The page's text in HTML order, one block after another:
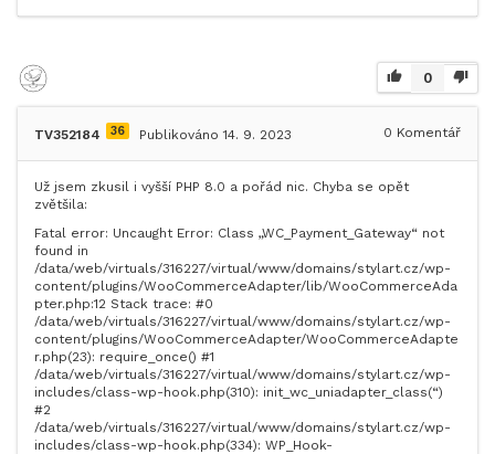
0
TV352184 36 Publikováno 14. 9. 2023 0 Komentář
Už jsem zkusil i vyšší PHP 8.0 a pořád nic. Chyba se opět
zvětšila:
Fatal error: Uncaught Error: Class „WC_Payment_Gateway“ not
found in
/data/web/virtuals/316227/virtual/www/domains/stylart.cz/wp-
content/plugins/WooCommerceAdapter/lib/WooCommerceAda
pter.php:12 Stack trace: #0
/data/web/virtuals/316227/virtual/www/domains/stylart.cz/wp-
content/plugins/WooCommerceAdapter/WooCommerceAdapte
r.php(23): require_once() #1
/data/web/virtuals/316227/virtual/www/domains/stylart.cz/wp-
includes/class-wp-hook.php(310): init_wc_uniadapter_class(“)
#2
/data/web/virtuals/316227/virtual/www/domains/stylart.cz/wp-
includes/class-wp-hook.php(334): WP_Hook-